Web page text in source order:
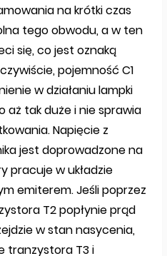
na krótki czas
tego obwodu, a w ten
się, co jest oznaką
pojemność C1
w działaniu lampki
aż tak duże i nie sprawia
Napięcie z
jest doprowadzone na
pracuje w układzie
emiterem. Jeśli poprzez
T2 popłynie prąd
w stan nasycenia,
tranzystora T3 i